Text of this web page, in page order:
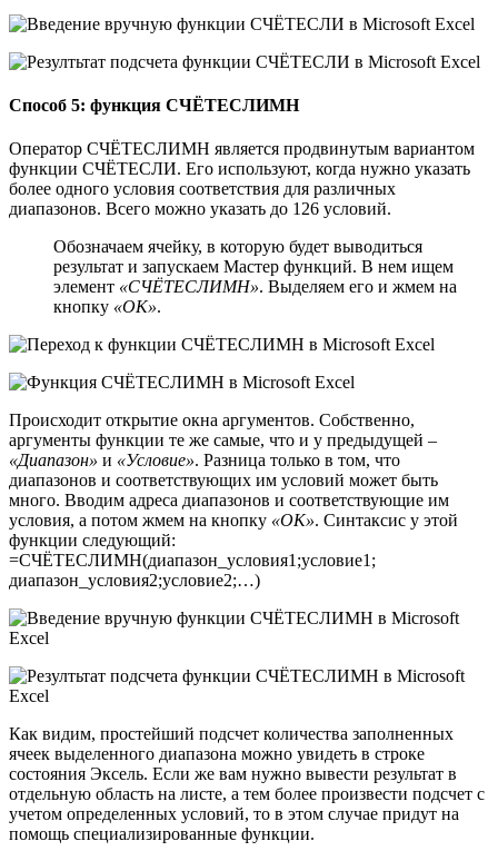
Способ 5: функция СЧЁТЕСЛИМН
Оператор СЧЁТЕСЛИМН является продвинутым вариантом
функции СЧЁТЕСЛИ. Его используют, когда нужно указать
более одного условия соответствия для различных
диапазонов. Всего можно указать до 126 условий.
Обозначаем ячейку, в которую будет выводиться
результат и запускаем Мастер функций. В нем ищем
элемент «СЧЁТЕСЛИМН». Выделяем его и жмем на
кнопку «OK».
Происходит открытие окна аргументов. Собственно,
аргументы функции те же самые, что и у предыдущей –
«Диапазон» и «Условие». Разница только в том, что
диапазонов и соответствующих им условий может быть
много. Вводим адреса диапазонов и соответствующие им
условия, а потом жмем на кнопку «OK». Синтаксис у этой
функции следующий:
=СЧЁТЕСЛИМН(диапазон_условия1;условие1;
диапазон_условия2;условие2;…)
Как видим, простейший подсчет количества заполненных
ячеек выделенного диапазона можно увидеть в строке
состояния Эксель. Если же вам нужно вывести результат в
отдельную область на листе, а тем более произвести подсчет с
учетом определенных условий, то в этом случае придут на
помощь специализированные функции.